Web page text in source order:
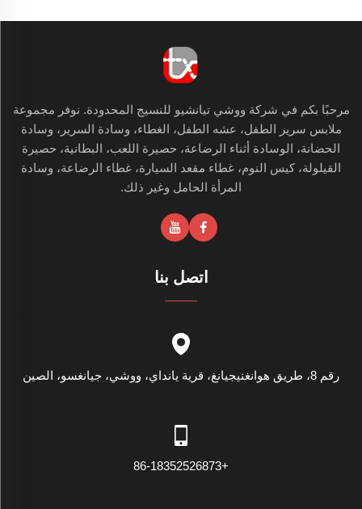
مرحبًا بكم في شركة ووشي تيانشيو للنسيج المحدودة. نوفر مجموعة
ملابس سرير الطفل، عشه الطفل، الغطاء، وسادة السرير، وسادة
الحضانة، الوسادة أثناء الرضاعة، حصيرة اللعب، البطانية، حصيرة
القيلولة، كيس النوم، غطاء مقعد السيارة، غطاء الرضاعة، وسادة
المرأة الحامل وغير ذلك.
اتصل بنا
رقم 8، طريق هوانغنيجيانغ، قرية يانداي، ووشي، جيانغسو، الصين
+86-18352526873